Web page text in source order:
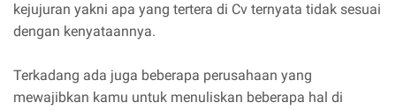
kejujuran yakni apa yang tertera di Cv ternyata tidak sesuai
dengan kenyataannya.
Terkadang ada juga beberapa perusahaan yang
mewajibkan kamu untuk menuliskan beberapa hal di